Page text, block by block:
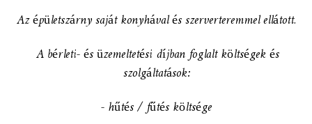
Az épületszárny saját konyhával és szerverteremmel ellátott.
A bérleti- és üzemeltetési díjban foglalt költségek és
szolgáltatások:
- hűtés / fűtés költsége